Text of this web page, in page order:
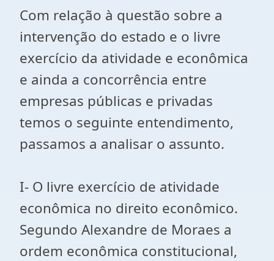
Com relação à questão sobre a
intervenção do estado e o livre
exercício da atividade e econômica
e ainda a concorrência entre
empresas públicas e privadas
temos o seguinte entendimento,
passamos a analisar o assunto.
I- O livre exercício de atividade
econômica no direito econômico.
Segundo Alexandre de Moraes a
ordem econômica constitucional,